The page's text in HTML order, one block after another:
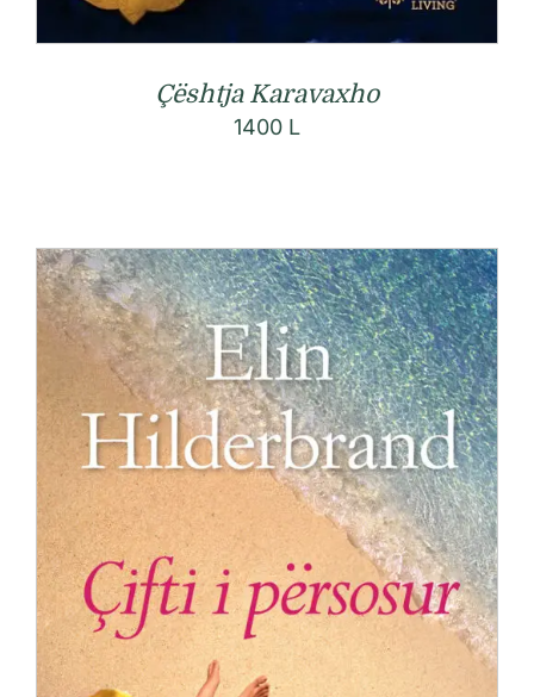
Çështja Karavaxho
1400 L